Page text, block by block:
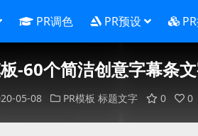
PR调色 PR预设
-60个简洁创意字幕条
05-08 PR模板 标题文字 0 0